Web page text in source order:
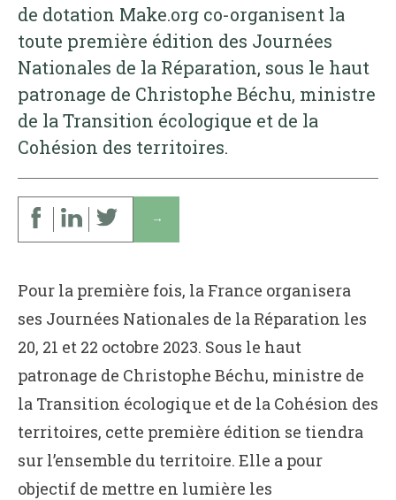
de dotation Make.org co-organisent la
toute première édition des Journées
Nationales de la Réparation, sous le haut
patronage de Christophe Béchu, ministre
de la Transition écologique et de la
Cohésion des territoires.
↓
Pour la première fois, la France organisera
ses Journées Nationales de la Réparation les
20, 21 et 22 octobre 2023. Sous le haut
patronage de Christophe Béchu, ministre de
la Transition écologique et de la Cohésion des
territoires, cette première édition se tiendra
sur l’ensemble du territoire. Elle a pour
objectif de mettre en lumière les